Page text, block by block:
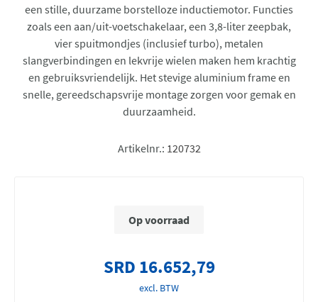
een stille, duurzame borstelloze inductiemotor. Functies
zoals een aan/uit-voetschakelaar, een 3,8-liter zeepbak,
vier spuitmondjes (inclusief turbo), metalen
slangverbindingen en lekvrije wielen maken hem krachtig
en gebruiksvriendelijk. Het stevige aluminium frame en
snelle, gereedschapsvrije montage zorgen voor gemak en
duurzaamheid.
Artikelnr.: 120732
Op voorraad
SRD 16.652,79
excl. BTW